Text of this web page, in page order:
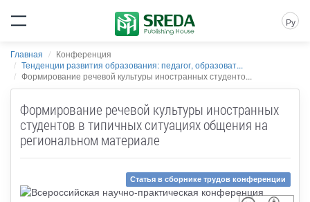
Ру
Главная
Конференция
Тенденции развития образования: педагог, образоват...
Формирование речевой культуры иностранных студенто...
Формирование речевой культуры иностранных
студентов в типичных ситуациях общения на
региональном материале
Статья в сборнике трудов конференции